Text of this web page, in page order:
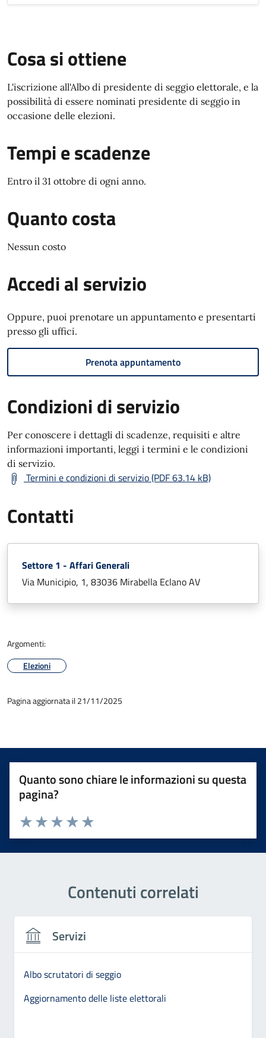
Cosa si ottiene
L'iscrizione all'Albo di presidente di seggio elettorale, e la
possibilità di essere nominati presidente di seggio in
occasione delle elezioni.
Tempi e scadenze
Entro il 31 ottobre di ogni anno.
Quanto costa
Nessun costo
Accedi al servizio
Oppure, puoi prenotare un appuntamento e presentarti
presso gli uffici.
Prenota appuntamento
Condizioni di servizio
Per conoscere i dettagli di scadenze, requisiti e altre
informazioni importanti, leggi i termini e le condizioni
di servizio.
Termini e condizioni di servizio (PDF 63.14 kB)
Contatti
Settore 1 - Affari Generali
Via Municipio, 1, 83036 Mirabella Eclano AV
Argomenti:
Elezioni
Pagina aggiornata il 21/11/2025
Quanto sono chiare le informazioni su questa
pagina?
Valuta 5 stelle su 5
Valuta 4 stelle su 5
Valuta 3 stelle su 5
Valuta 2 stelle su 5
Valuta 1 stelle su 5
Contenuti correlati
Servizi
Albo scrutatori di seggio
Aggiornamento delle liste elettorali